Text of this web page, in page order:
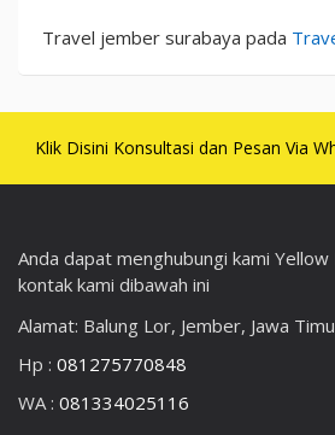
Travel jember surabaya pada
Klik Disini Konsultasi dan Pesan Via
Anda dapat menghubungi kami
kontak kami dibawah ini
Alamat: Balung Lor, Jember, Jawa
Hp : 081275770848
WA : 081334025116